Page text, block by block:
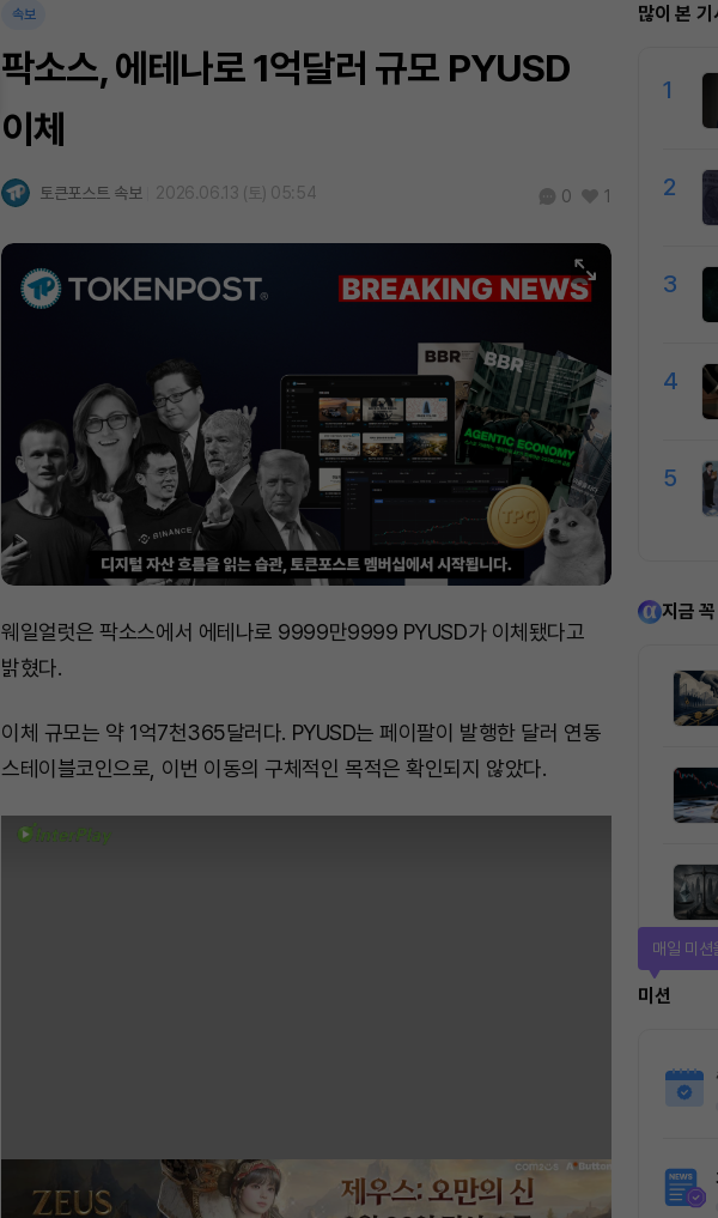
속보
팍소스, 에테나로 1억달러 규모 PYUSD
이체
토큰포스트 속보 2026.06.13 (토) 05:54 0 1
웨일얼럿은 팍소스에서 에테나로 9999만9999 PYUSD가 이체됐다고
밝혔다.
이체 규모는 약 1억7천365달러다. PYUSD는 페이팔이 발행한 달러 연동
스테이블코인으로, 이번 이동의 구체적인 목적은 확인되지 않았다.
많이 본 기
1
2
3
4
5
지금
미션
매일 미션